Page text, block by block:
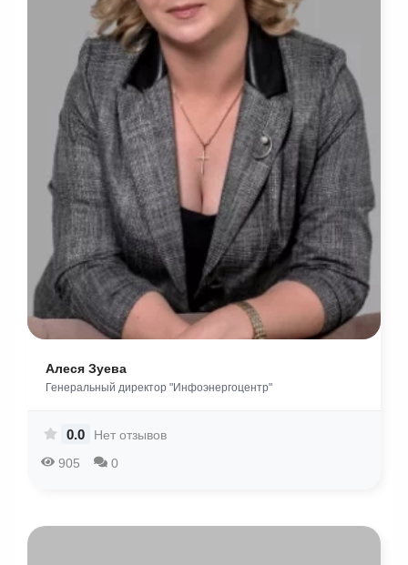
Алеся Зуева
Генеральный директор "Инфоэнергоцентр"
905 0
0.0 Нет отзывов